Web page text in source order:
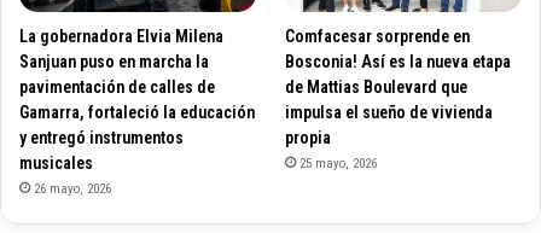
La gobernadora Elvia Milena
Sanjuan puso en marcha la
pavimentación de calles de
Gamarra, fortaleció la educación
y entregó instrumentos
musicales
26 mayo, 2026
Comfacesar sorprende en
Bosconia! Así es la nueva etapa
de Mattias Boulevard que
impulsa el sueño de vivienda
propia
25 mayo, 2026